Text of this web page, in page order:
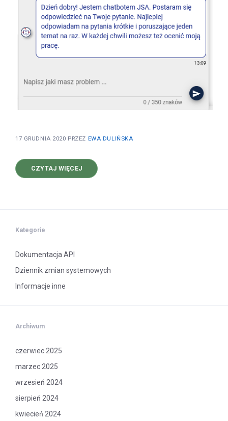
17 GRUDNIA 2020 PRZEZ EWA DULIŃSKA
CZYTAJ WIĘCEJO
CHATBOT
JSA-
Kategorie
Dokumentacja API
Dziennik zmian systemowych
Informacje inne
Archiwum
czerwiec 2025
marzec 2025
wrzesień 2024
sierpień 2024
kwiecień 2024